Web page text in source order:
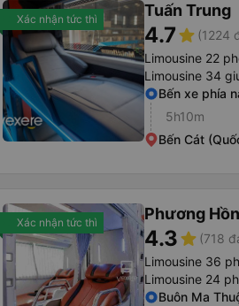
Xác nhận tức thì Tuấn Trung
4.7star (1224
Limousine 22
Limousine 34
Bến xe phía
5h10m
Bến Cát
Xác nhận tức thì Phương
4.3star (718
Limousine 36
Limousine 24
Buôn Ma